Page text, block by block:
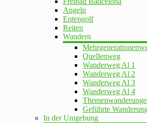
Angeln
Entengolf
Reiten
Wandern
Quellenweg
Wanderweg Al 1
Wanderweg Al 2
Wanderweg Al 3
Wanderweg Al 4
Geführte
In der Umgebung